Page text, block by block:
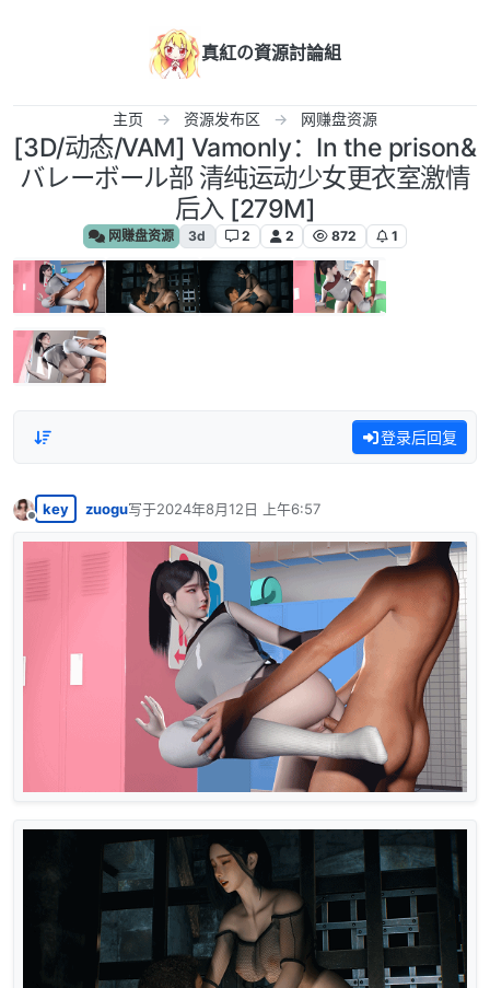
真紅の資源討論組
主页 资源发布区 网赚盘资源
[3D/动态/VAM] Vamonly：In the prison&
バレーボール部 清纯运动少女更衣室激情
后入 [279M]
网赚盘资源 3d 2 2 872 1
登录后回复
离线
key zuogu写于2024年8月12日 上午6:57
最后由 编辑